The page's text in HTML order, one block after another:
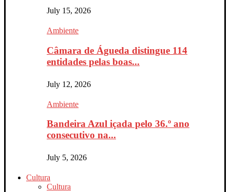
July 15, 2026
Ambiente
Câmara de Águeda distingue 114
entidades pelas boas...
July 12, 2026
Ambiente
Bandeira Azul içada pelo 36.º ano
consecutivo na...
July 5, 2026
Cultura
Cultura